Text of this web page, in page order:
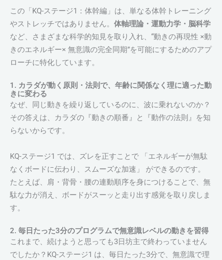
この「KQ-ステージ1：体幹編」は、単なる体幹トレーニング
やストレッチではありません。 体軸理論・運動力学・脳科学
など、さまざまな科学的知見を取り入れ、“動きの再現性 ×動
きのエネルギー× 無意識の完全同期”を可能にするためのアプ
ローチに特化しています。
1. カラダが動く原則・法則で、年齢に関係なく理に適った動
きに変わる
なぜ、同じ動きを繰り返しているのに、波に乗れないのか？
その答えは、カラダの『動きの順番』と『動作の法則』を知
らないからです。
KQ-ステージ1 では、ズレを正すことで 「エネルギーが無駄
なくボードに伝わり、スムーズな加速」 ができるのです。
たとえば、肩・背骨・腰の連動順序を身につけることで、無
駄な力が消え、ボードがスーッと走り出す感覚を取り戻しま
す。
2. 毎日たった3分のプログラムで無意識レベルの動きを習得
これまで、続けようと思っても3日坊主で終わっていません
でしたか？KQ-ステージ1 は、毎日たった3分で、無意識で理